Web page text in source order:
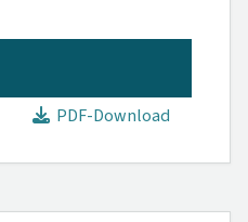
PDF-Download